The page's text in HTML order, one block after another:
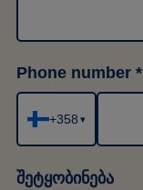
Phone number
+358 ▾
შეტყობინება